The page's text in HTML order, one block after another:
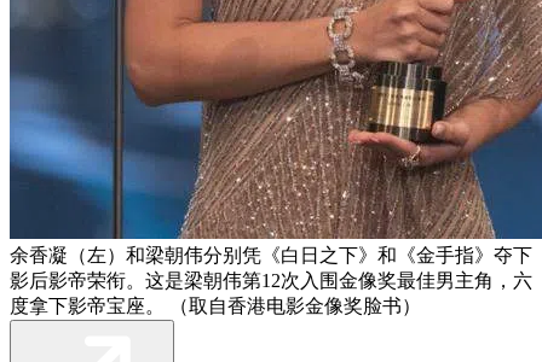
余香凝（左）和梁朝伟分别凭《白日之下》和《金手指》夺下
影后影帝荣衔。这是梁朝伟第12次入围金像奖最佳男主角，六
度拿下影帝宝座。 （取自香港电影金像奖脸书）